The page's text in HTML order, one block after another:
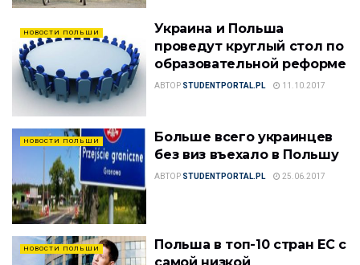
НОВОСТИ ПОЛЬШИ
Украина и Польша
проведут круглый стол по
образовательной реформе
АВТОР STUDENTPORTAL.PL 11.10.2017
НОВОСТИ ПОЛЬШИ
Больше всего украинцев
без виз въехало в Польшу
АВТОР STUDENTPORTAL.PL 25.06.2017
НОВОСТИ ПОЛЬШИ
Польша в топ-10 стран ЕС с